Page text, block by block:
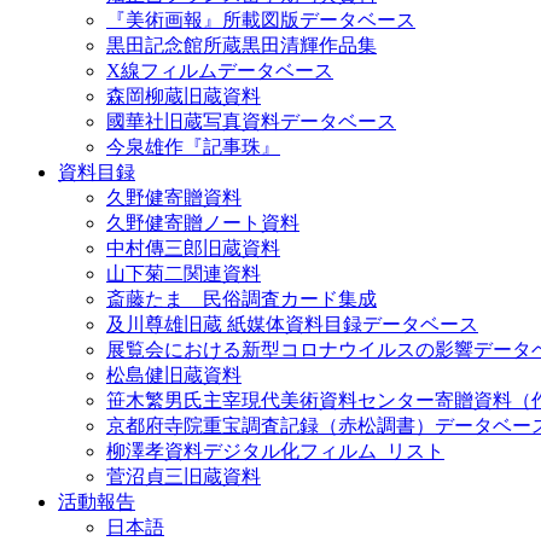
『美術画報』所載図版データベース
黒田記念館所蔵黒田清輝作品集
X線フィルムデータベース
森岡柳蔵旧蔵資料
國華社旧蔵写真資料データベース
今泉雄作『記事珠』
資料目録
久野健寄贈資料
久野健寄贈ノート資料
中村傳三郎旧蔵資料
山下菊二関連資料
斎藤たま 民俗調査カード集成
及川尊雄旧蔵 紙媒体資料目録データベース
展覧会における新型コロナウイルスの影響データ
松島健旧蔵資料
笹木繁男氏主宰現代美術資料センター寄贈資料（
京都府寺院重宝調査記録（赤松調書）データベー
柳澤孝資料デジタル化フィルム_リスト
菅沼貞三旧蔵資料
活動報告
日本語